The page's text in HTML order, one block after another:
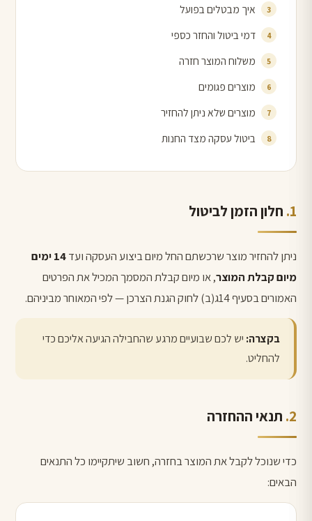
איך מבטלים בפועל
דמי ביטול והחזר כספי
משלוח המוצר חזרה
מוצרים פגומים
מוצרים שלא ניתן להחזיר
ביטול עסקה מצד החנות
חלון הזמן לביטול
ניתן להחזיר מוצר שרכשתם החל מיום ביצוע העסקה ועד
14 ימים
מיום קבלת המוצר, או מיום קבלת המסמך המכיל את הפרטים
האמורים בסעיף 14ג(ב) לחוק הגנת הצרכן — לפי המאוחר מביניהם.
בקצרה: יש לכם שבועיים מרגע שהחבילה הגיעה אליכם כדי
להחליט.
תנאי ההחזרה
כדי שנוכל לקבל את המוצר בחזרה, חשוב שיתקיימו כל התנאים
הבאים: